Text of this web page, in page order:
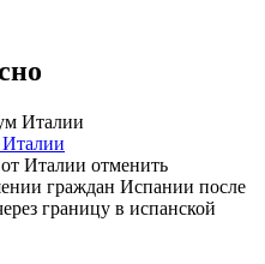
Италии
Италии отменить
граждан Испании после
границу в испанской